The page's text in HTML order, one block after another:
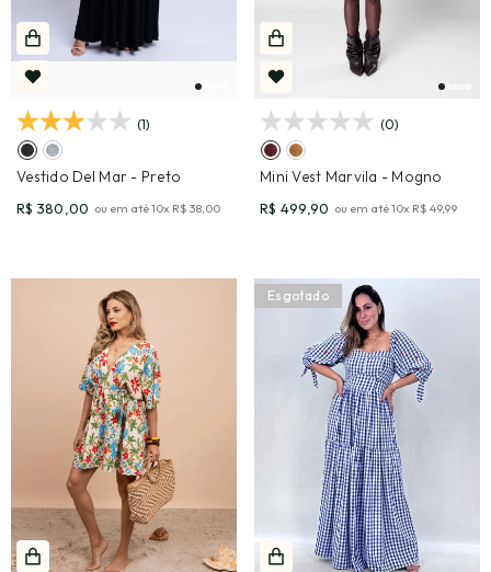
(1)
Vestido Del Mar - Preto
R$ 380,00 ou em até10x R$ 38,00
(0)
Mini Vest Marvila - Mogno
R$ 499,90 ou em até10x R$ 49,99
Esgotado